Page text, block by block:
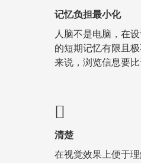
记忆负担最小化
人脑不是电脑，在
的短期记忆有限且
来说，浏览信息要比
清楚
在视觉效果上便于理